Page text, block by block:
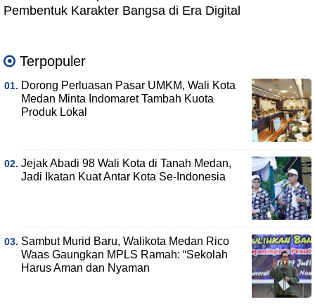
Pembentuk Karakter Bangsa di Era Digital
Terpopuler
Dorong Perluasan Pasar UMKM, Wali Kota
Medan Minta Indomaret Tambah Kuota
Produk Lokal
Jejak Abadi 98 Wali Kota di Tanah Medan,
Jadi Ikatan Kuat Antar Kota Se-Indonesia
Sambut Murid Baru, Walikota Medan Rico
Waas Gaungkan MPLS Ramah: “Sekolah
Harus Aman dan Nyaman